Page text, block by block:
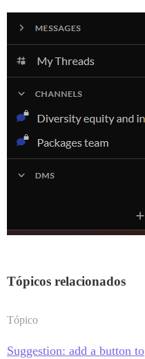
Tópicos relacionados
Tópico
Suggestion: add a button to